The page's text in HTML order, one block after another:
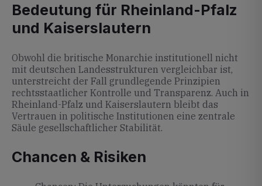
Bedeutung für Rheinland-Pfalz
und Kaiserslautern
Obwohl die britische Monarchie institutionell nicht
mit deutschen Landesstrukturen vergleichbar ist,
unterstreicht der Fall grundlegende Prinzipien
rechtsstaatlicher Kontrolle und Transparenz. Auch in
Rheinland-Pfalz und Kaiserslautern bleibt das
Vertrauen in politische Institutionen eine zentrale
Säule gesellschaftlicher Stabilität.
Chancen & Risiken